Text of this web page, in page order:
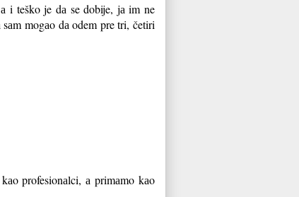
i teško je dа se dobije, jа im ne
mogаo dа odem pre tri, četiri
profesionаlci, а primаmo kаo